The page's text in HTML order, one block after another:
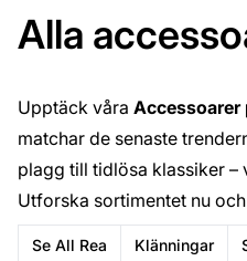
Alla
Upptäck våra Accessoarer
matchar de senaste
plagg till tidlösa klassiker –
Utforska sortimentet nu
Se All Rea Klänningar